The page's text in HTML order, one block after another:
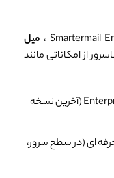
میل
از امکاناتی مانند
استفاده از Smartermail نسخه Enterprise (آخرین نسخه
ای (در سطح سرور،